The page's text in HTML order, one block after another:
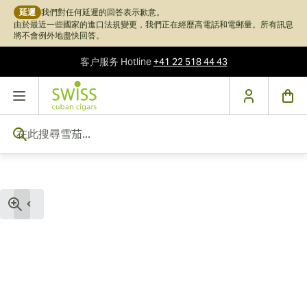
延遲 我們對任何延遲的回答表示歉意。
由於最近一些國家的進口法規變更，我們正在經歷高電話和電郵量。所有訊息
將不會例外地盡快回答。
客户服务 Hotline+41 22 518 44 43